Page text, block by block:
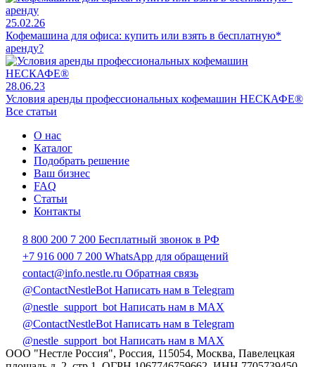
25.02.26
Кофемашина для офиса: купить или взять в бесплатную*
аренду?
28.06.23
Условия аренды профессиональных кофемашин НЕСКАФЕ®
Все статьи
О нас
Каталог
Подобрать решение
Ваш бизнес
FAQ
Статьи
Контакты
8 800 200 7 200 Бесплатный звонок в РФ
+7 916 000 7 200 WhatsApp для обращений
contact@info.nestle.ru Обратная связь
@ContactNestleBot Написать нам в Telegram
@nestle_support_bot Написать нам в MAX
@ContactNestleBot Написать нам в Telegram
@nestle_support_bot Написать нам в MAX
ООО "Нестле Россия", Россия, 115054, Москва, Павелецкая